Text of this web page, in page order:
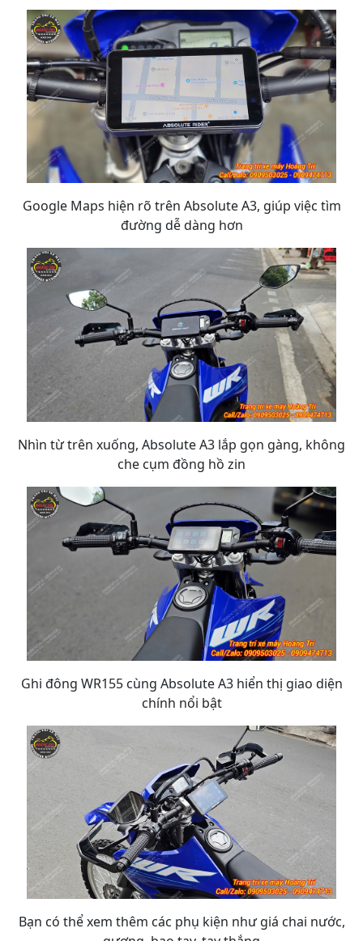
Google Maps hiện rõ trên Absolute A3, giúp việc tìm
đường dễ dàng hơn
Nhìn từ trên xuống, Absolute A3 lắp gọn gàng, không
che cụm đồng hồ zin
Ghi đông WR155 cùng Absolute A3 hiển thị giao diện
chính nổi bật
Bạn có thể xem thêm các phụ kiện như giá chai nước,